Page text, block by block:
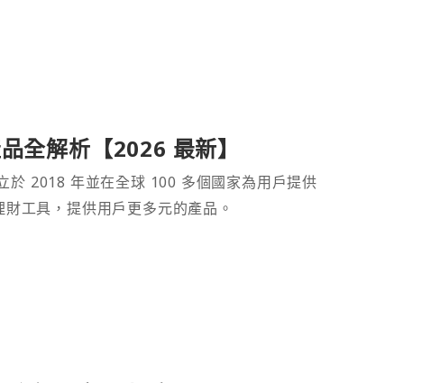
解析【2026 最新】
2018 年並在全球 100 多個國家為用戶提供
工具，提供用戶更多元的產品。